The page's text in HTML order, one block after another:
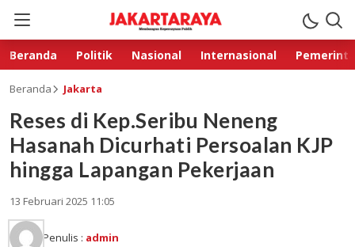
Beranda Politik Nasional Internasional
Beranda Jakarta
Reses di Kep.Seribu Neneng
Hasanah Dicurhati Persoalan KJP
hingga Lapangan Pekerjaan
13 Februari 2025 11:05
Penulis : admin